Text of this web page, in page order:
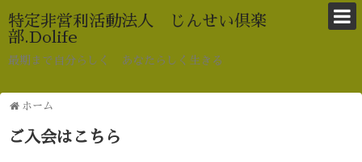
特定非営利活動法人 じんせい倶楽
部.Dolife
最期まで自分らしく あなたらしく生きる
ホーム
ご入会はこちら